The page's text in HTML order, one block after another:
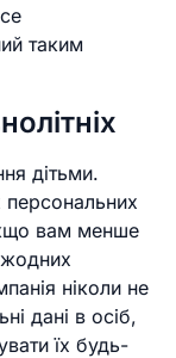
таким
дітьми.
вам менше
ніколи не
дані в осіб,
їх будь-